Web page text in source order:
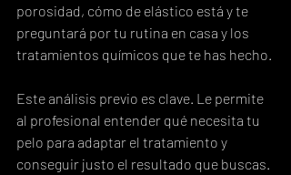
porosidad, cómo de elástico está y te
preguntará por tu rutina en casa y los
tratamientos químicos que te has hecho.
Este análisis previo es clave. Le permite
al profesional entender qué necesita tu
pelo para adaptar el tratamiento y
conseguir justo el resultado que buscas.